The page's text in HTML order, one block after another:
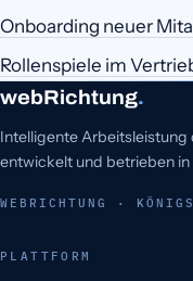
Onboarding neuer
Rollenspiele im
webRichtung.
Intelligente Arbeitsleistung
entwickelt und betrieben
WEBRICHTUNG ·
PLATTFORM